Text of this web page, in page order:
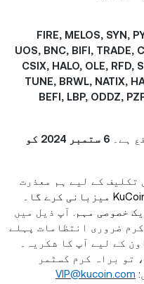
FIRE, MELOS, SYN,
UOS, BNC, BIFI, TRADE,
CSIX, HALO, OLE, RFD,
TUNE, BRWL, NATIX,
BEFI, LBP, ODDZ,
ہے۔
6 ستمبر 2024 کو
تکلیف کے لیے ہم معذرت
خصوصی مہم.
آپ ذیل میں
کرم ضروری انتظامات پہلے
کے لیے آپ کا شکریہ۔
تو براہ کرم کسٹمر
:
VIP@kucoin.com